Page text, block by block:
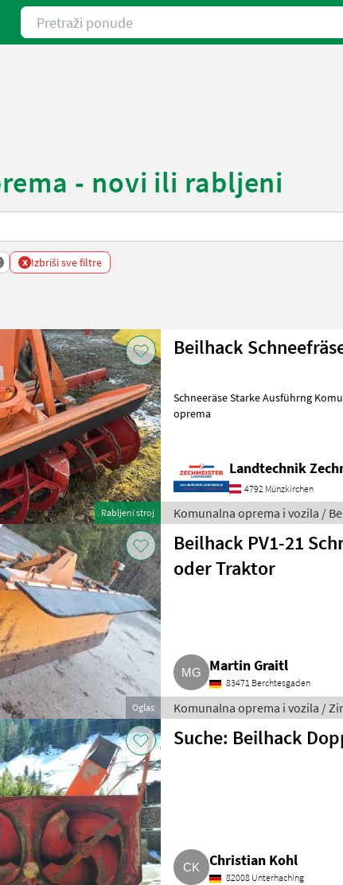
Pretraži ponude
- novi ili rabljeni
x Izbriši sve filtre
Rabljeni stroj
Beilhack
Schneeräse Starke Ausführng Komunalna oprema i vozila Zimska
oprema
Landtechnik
4792 Münzkirchen
Komunalna oprema i vozila /
Oglas
Beilhack PV1-21
oder Traktor
Martin Graitl
83471 Berchtesgaden
Komunalna oprema i vozila /
Suche: Beilhack
Christian Kohl
82008 Unterhaching